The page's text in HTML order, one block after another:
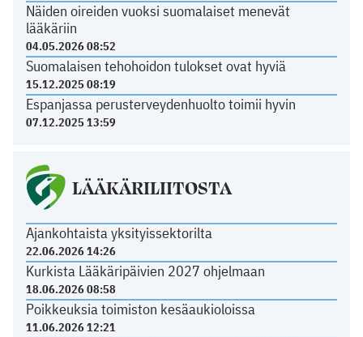
Näiden oireiden vuoksi suomalaiset menevät
lääkäriin
04.05.2026 08:52
Suomalaisen tehohoidon tulokset ovat hyviä
15.12.2025 08:19
Espanjassa perusterveydenhuolto toimii hyvin
07.12.2025 13:59
LÄÄKÄRILIITOSTA
Ajankohtaista yksityissektorilta
22.06.2026 14:26
Kurkista Lääkäripäivien 2027 ohjelmaan
18.06.2026 08:58
Poikkeuksia toimiston kesäaukioloissa
11.06.2026 12:21